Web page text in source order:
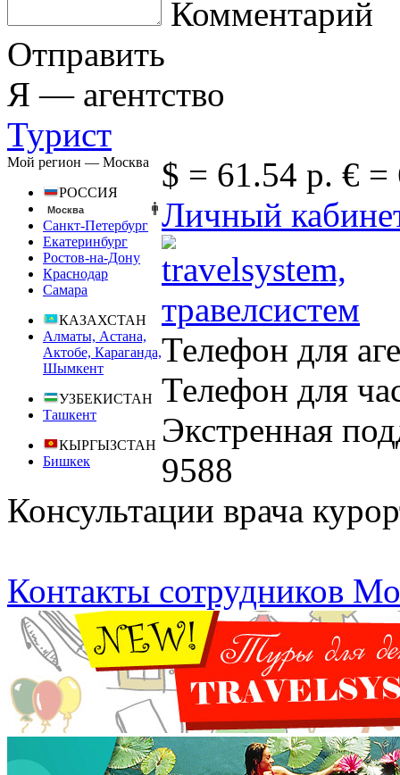
Комментарий
Отправить
Я — агентство
Турист
Мой регион — Москва
РОССИЯ
Москва
Санкт-Петербург
Екатеринбург
Ростов-на-Дону
Краснодар
Самара
КАЗАХСТАН
Алматы, Астана,
Актобе, Караганда,
Шымкент
УЗБЕКИСТАН
Ташкент
КЫРГЫЗСТАН
Бишкек
$ = 61.54 р. € =
Личный
Телефон для
Телефон для
Экстренная
9588
Консультации врача
Контакты сотрудников